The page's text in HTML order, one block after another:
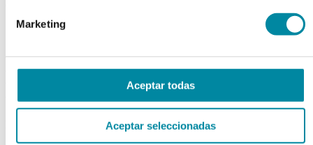
Marketing
Aceptar todas
Aceptar seleccionadas
CAPSULADOR FULL
METAL 400 FETON: PLACAS